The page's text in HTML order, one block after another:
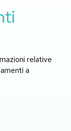
relative
a